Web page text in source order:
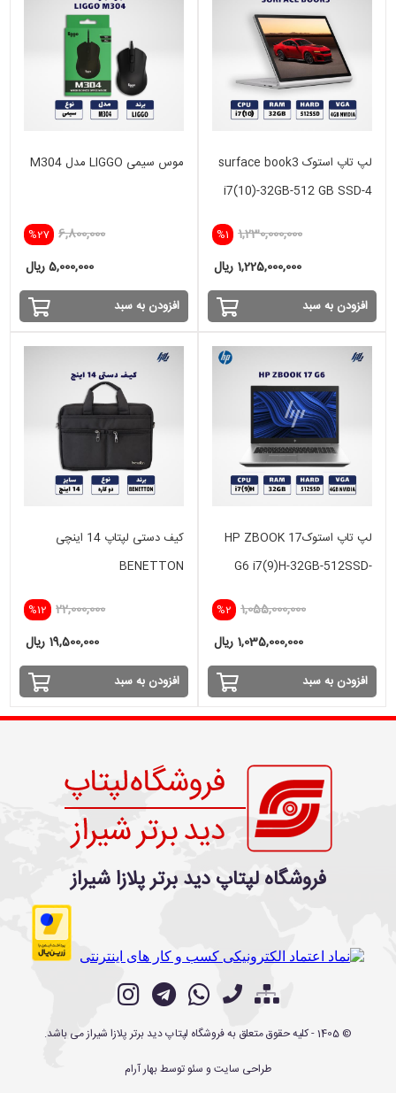
لپ تاپ استوک surface book3
i7(10)-32GB-512 GB SSD-4
%1 1,230,000,000
1,225,000,000 ریال
افزودن به سبد
موس سیمی LIGGO مدل M304
%27 6,800,000
5,000,000 ریال
افزودن به سبد
لپ تاپ استوکHP ZBOOK 17
G6 i7(9)H-32GB-512SSD-
%2 1,055,000,000
1,035,000,000 ریال
افزودن به سبد
کیف دستی لپتاپ 14 اینچی
BENETTON
%12 22,000,000
19,500,000 ریال
افزودن به سبد
فروشگاه لپتاپ دید برتر پلازا شیراز
©
1405- کلیه حقوق متعلق بهفروشگاه لپتاپ دید برتر پلازا شیرازمی باشد.
طراحی سایت و سئوتوسطبهار آرام